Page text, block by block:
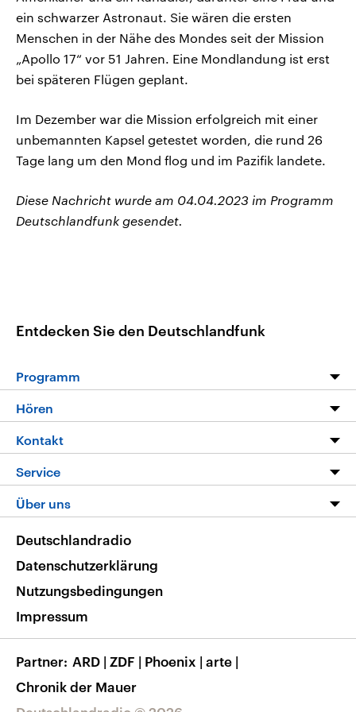
ein schwarzer Astronaut. Sie wären die ersten
Menschen in der Nähe des Mondes seit der Mission
„Apollo 17“ vor 51 Jahren. Eine Mondlandung ist erst
bei späteren Flügen geplant.
Im Dezember war die Mission erfolgreich mit einer
unbemannten Kapsel getestet worden, die rund 26
Tage lang um den Mond flog und im Pazifik landete.
Diese Nachricht wurde am 04.04.2023 im Programm
Deutschlandfunk gesendet.
Entdecken Sie den Deutschlandfunk
Programm
Programm
Die Nachrichten
Nachrichtenleicht
Neue Beiträge auf dlf.de
Hören
Livestream
Podcasts
Deutschlandfunk App
Nachrichten App
Frequenzen
Kontakt
Hörerservice
Service
FAQ
Veranstaltungen
Musikliste
RSS
Über uns
Barrierefreiheit
Deutschlandradio
Datenschutzerklärung
Nutzungsbedingungen
Impressum
Partner ARD | ZDF | Phoenix | arte |
Chronik der Mauer